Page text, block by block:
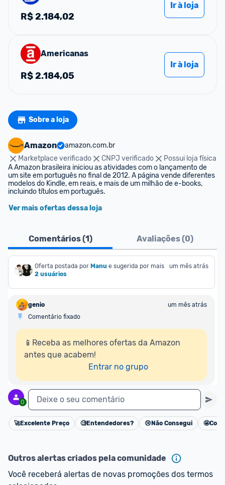
R$2.184,02
Ir à loja
Americanas
R$2.184,05
Ir à loja
Sobre a loja
Amazon
amazon.com.br
Marketplace verificado
CNPJ verificado
Possui loja física
A Amazon brasileira iniciou as atividades com o lançamento de
um site em português no final de 2012. A página vende diferentes
modelos do Kindle, em reais, e mais de um milhão de e-books,
incluindo títulos em português.
Ver mais ofertas dessa loja
Comentários (1) Avaliações (0)
Oferta postada por Manu e sugerida por mais
2 usuários
um mês atrás
genio
um mês atrás
Comentário fixado
📱Receba as melhores ofertas da Amazon
antes que acabem!
Entrar no grupo
0 Deixe o seu comentário
Cancelar
🚀Excelente Preço 🧐Entendedores? 😢 Não Consegui 🤩
Outros alertas criados pela comunidade
Você receberá alertas de novas promoções dos termos